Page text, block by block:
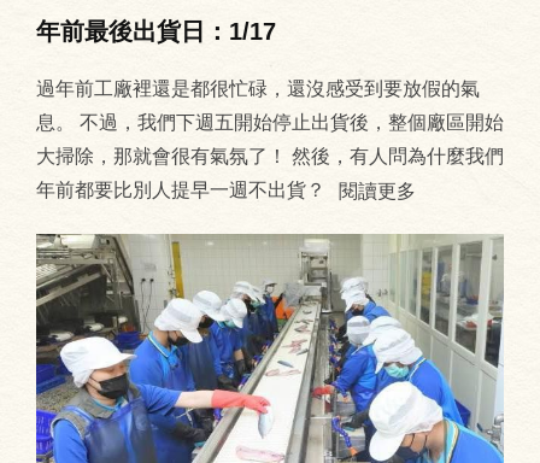
年前最後出貨日：1/17
過年前工廠裡還是都很忙碌，還沒感受到要放假的氣
息。 不過，我們下週五開始停止出貨後，整個廠區開始
大掃除，那就會很有氣氛了！ 然後，有人問為什麼我們
年前都要比別人提早一週不出貨？
閱讀更多